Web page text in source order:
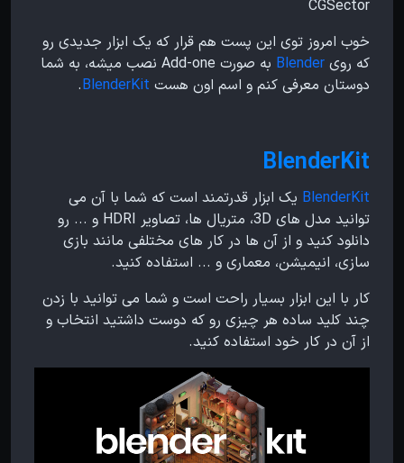
CGSector
خوب امروز توی این پست هم قرار که یک ابزار جدیدی رو
که روی Blender
به صورت Add-one نصب میشه، به شما
دوستان معرفی کنم و اسم اون هست BlenderKit
.
BlenderKit
BlenderKit یک ابزار قدرتمند است که شما با آن می
توانید مدل های 3D، متریال ها، تصاویر HDRI و ... رو
دانلود کنید و از آن ها در کار های مختلفی مانند بازی
سازی، انیمیشن، معماری و ... استفاده کنید.
کار با این ابزار بسیار راحت است و شما می توانید با زدن
چند کلید ساده هر چیزی رو که دوست داشتید انتخاب و
از آن در کار خود استفاده کنید.